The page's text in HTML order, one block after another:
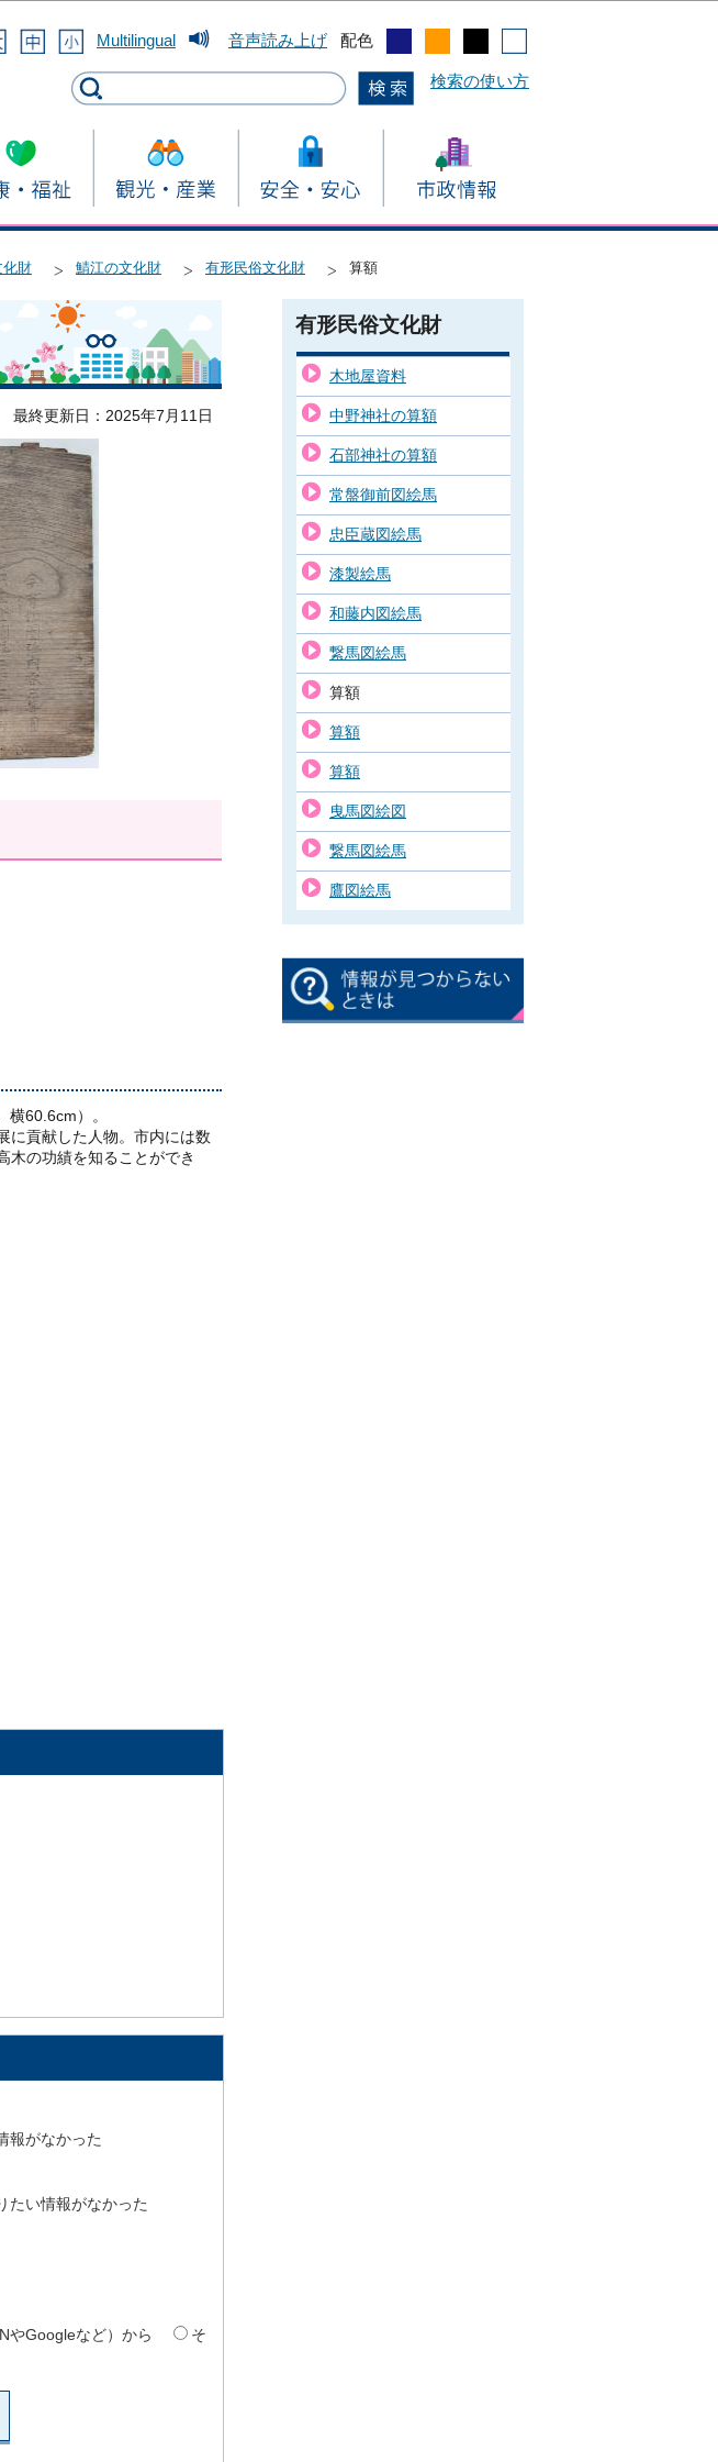
Multilingual 音声読み上げ 配色
検索の使い方
化財 鯖江の文化財 有形民俗文化財 算額
最終更新日：2025年7月11日
60.6cm）。
に貢献した人物。市内には数
木の功績を知ることができ
報がなかった
たい情報がなかった
やGoogleなど）から
そ
有形民俗文化財
木地屋資料
中野神社の算額
石部神社の算額
常盤御前図絵馬
忠臣蔵図絵馬
漆製絵馬
和藤内図絵馬
繋馬図絵馬
算額
算額
算額
曳馬図絵図
繋馬図絵馬
鷹図絵馬